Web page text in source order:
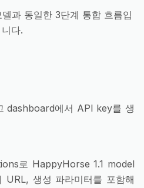
과 동일한 3단계 통합 흐름입
니다.
dashboard에서 API key를 생
로 HappyHorse 1.1 model
생성 파라미터를 포함해